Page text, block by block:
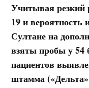
Учитывая резкий
19 и
Султане на
взяты пробы у 54
пациентов
штамма